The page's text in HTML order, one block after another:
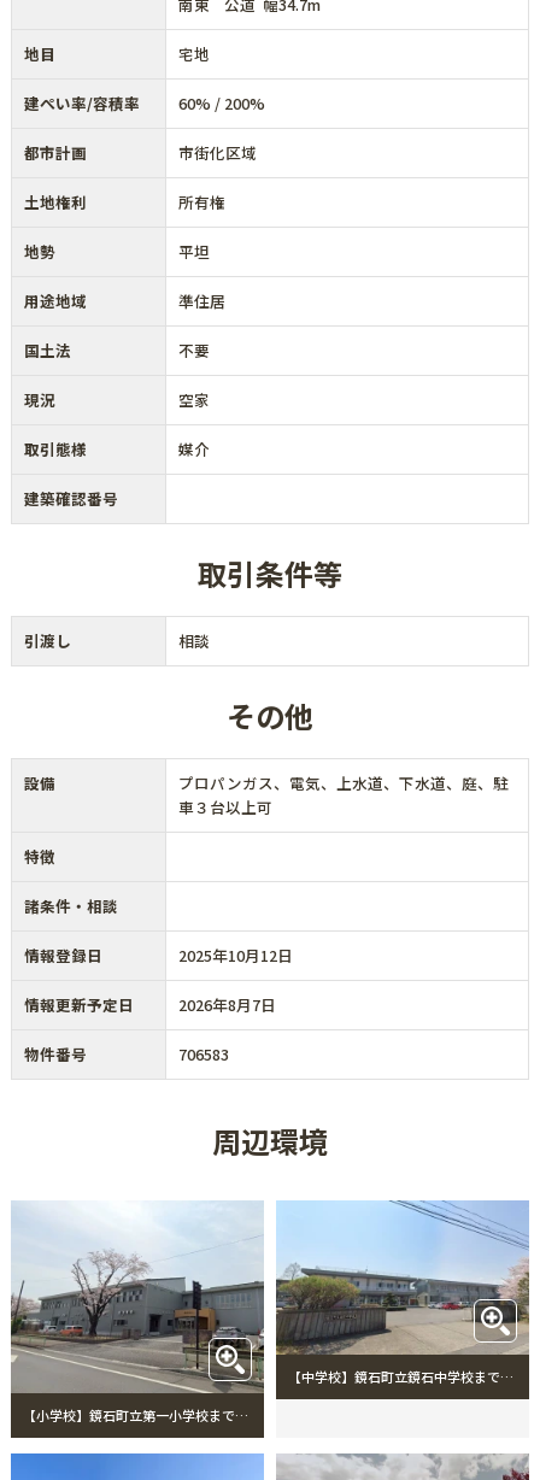
地目 宅地
建ぺい率/容積率 60% / 200%
都市計画 市街化区域
土地権利 所有権
地勢 平坦
用途地域 準住居
国土法 不要
現況 空家
取引態様 媒介
建築確認番号
取引条件等
引渡し 相談
その他
設備
プロパンガス、電気、上水道、下水道、庭、駐
車３台以上可
特徴
諸条件・相談
情報登録日 2025年10月12日
情報更新予定日 2026年8月7日
物件番号 706583
周辺環境
【小学校】鏡石町立第一小学校まで596m 鏡石町立第一小学校
【中学校】鏡石町立鏡石中学校まで1841m 鏡石町立鏡石中学校